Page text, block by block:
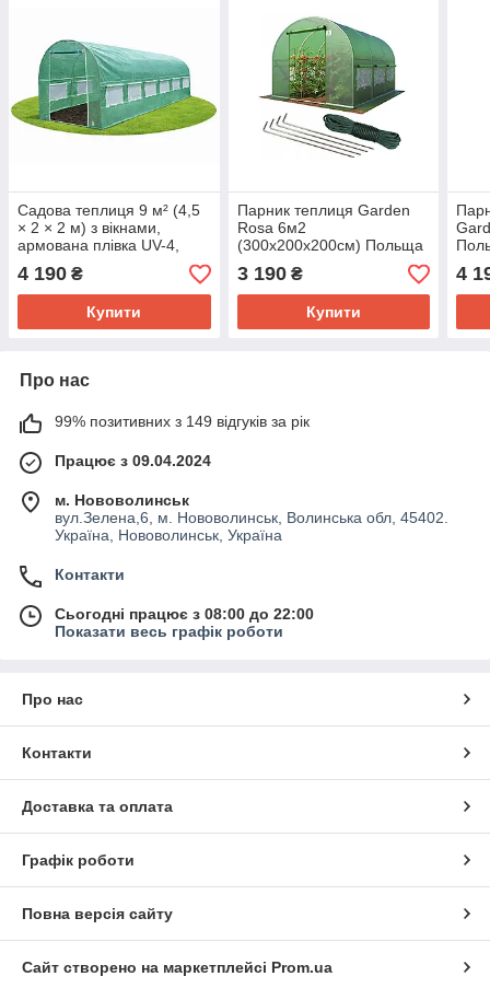
Садова теплиця 9 м² (4,5
× 2 × 2 м) з вікнами,
армована плівка UV-4,
4 190 ₴
Купити
Парник теплиця Garden
Rosa 6м2
(300х200х200см) Польща
3 190₴
Купити
4
Про нас
99% позитивних з 149 відгуків за рік
Працює з 09.04.2024
м. Нововолинськ
вул.Зелена,6, м. Нововолинськ, Волинська обл, 45402.
Україна, Нововолинськ, Україна
Контакти
Сьогодні працює з 08:00 до 22:00
Показати весь графік роботи
Про нас
Контакти
Доставка та оплата
Графік роботи
Повна версія сайту
Сайт створено на маркетплейсі Prom.ua